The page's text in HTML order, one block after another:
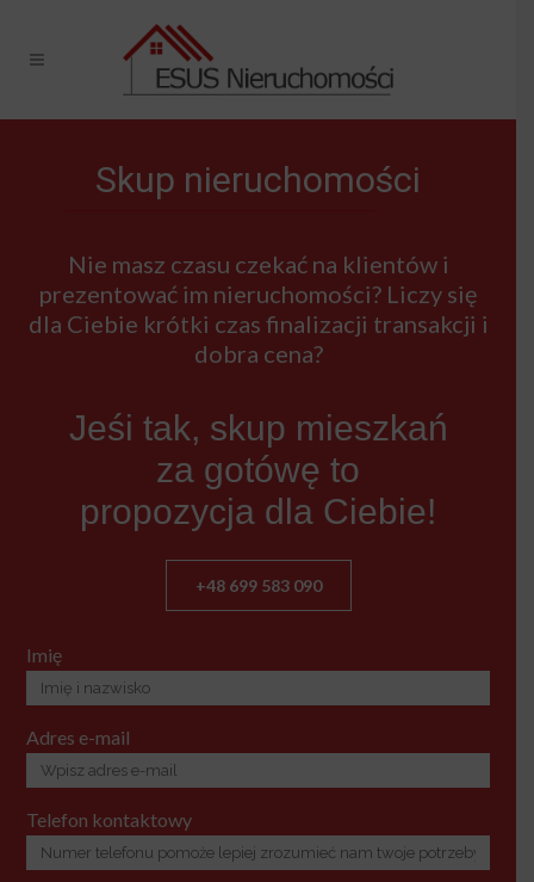
Skup nieruchomości
Nie masz czasu czekać na klientów i
prezentować im nieruchomości? Liczy się
dla Ciebie krótki czas finalizacji transakcji i
dobra cena?
Jeśi tak, skup mieszkań
za gotówę to
propozycja dla Ciebie!
+48 699 583 090
Imię
Adres e-mail
Telefon kontaktowy